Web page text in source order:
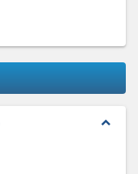
expand_less